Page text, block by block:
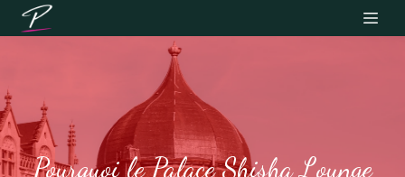
Pourquoi le Palace Shisha Lounge